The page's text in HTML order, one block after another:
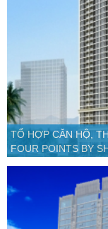
TỔ HỢP CĂN HỘ,
FOUR POINTS BY